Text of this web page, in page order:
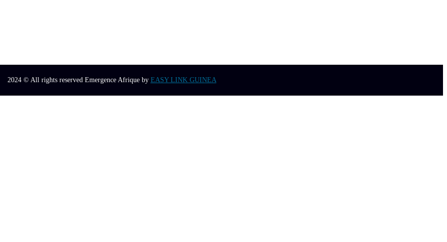
2024© All rights reserved Emergence Afrique by EASY LINK GUINEA